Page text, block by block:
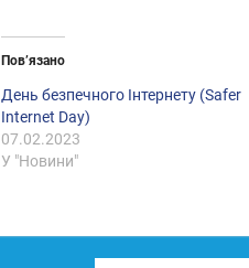
Пов’язано
День безпечного Інтернету (Safer
Internet Day)
07.02.2023
У "Новини"